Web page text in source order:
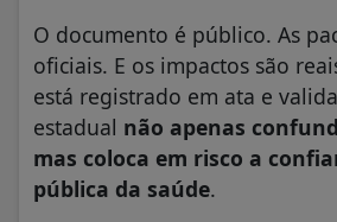
O documento é público. As
oficiais. E os impactos são
está registrado em ata e
estadual não apenas
mas coloca em risco a
pública da saúde.